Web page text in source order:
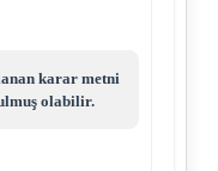
karar metni
olabilir.